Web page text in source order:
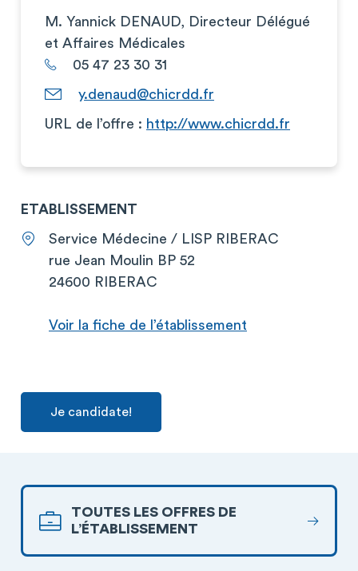
M. Yannick DENAUD, Directeur Délégué
et Affaires Médicales
05 47 23 30 31
y.denaud@chicrdd.fr
URL de l’offre : http://www.chicrdd.fr
ETABLISSEMENT
Service Médecine / LISP RIBERAC
rue Jean Moulin BP 52
24600 RIBERAC
Voir la fiche de l’établissement
Je candidate!
TOUTES LES OFFRES DE
L’ÉTABLISSEMENT